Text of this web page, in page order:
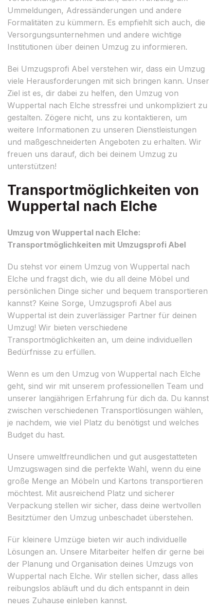
Ummeldungen, Adressänderungen und andere
Formalitäten zu kümmern. Es empfiehlt sich auch, die
Versorgungsunternehmen und andere wichtige
Institutionen über deinen Umzug zu informieren.
Bei Umzugsprofi Abel verstehen wir, dass ein Umzug
viele Herausforderungen mit sich bringen kann. Unser
Ziel ist es, dir dabei zu helfen, den Umzug von
Wuppertal nach Elche stressfrei und unkompliziert zu
gestalten. Zögere nicht, uns zu kontaktieren, um
weitere Informationen zu unseren Dienstleistungen
und maßgeschneiderten Angeboten zu erhalten. Wir
freuen uns darauf, dich bei deinem Umzug zu
unterstützen!
Transportmöglichkeiten von
Wuppertal nach Elche
Umzug von Wuppertal nach Elche:
Transportmöglichkeiten mit Umzugsprofi Abel
Du stehst vor einem Umzug von Wuppertal nach
Elche und fragst dich, wie du all deine Möbel und
persönlichen Dinge sicher und bequem transportieren
kannst? Keine Sorge, Umzugsprofi Abel aus
Wuppertal ist dein zuverlässiger Partner für deinen
Umzug! Wir bieten verschiedene
Transportmöglichkeiten an, um deine individuellen
Bedürfnisse zu erfüllen.
Wenn es um den Umzug von Wuppertal nach Elche
geht, sind wir mit unserem professionellen Team und
unserer langjährigen Erfahrung für dich da. Du kannst
zwischen verschiedenen Transportlösungen wählen,
je nachdem, wie viel Platz du benötigst und welches
Budget du hast.
Unsere umweltfreundlichen und gut ausgestatteten
Umzugswagen sind die perfekte Wahl, wenn du eine
große Menge an Möbeln und Kartons transportieren
möchtest. Mit ausreichend Platz und sicherer
Verpackung stellen wir sicher, dass deine wertvollen
Besitztümer den Umzug unbeschadet überstehen.
Für kleinere Umzüge bieten wir auch individuelle
Lösungen an. Unsere Mitarbeiter helfen dir gerne bei
der Planung und Organisation deines Umzugs von
Wuppertal nach Elche. Wir stellen sicher, dass alles
reibungslos abläuft und du dich entspannt in dein
neues Zuhause einleben kannst.